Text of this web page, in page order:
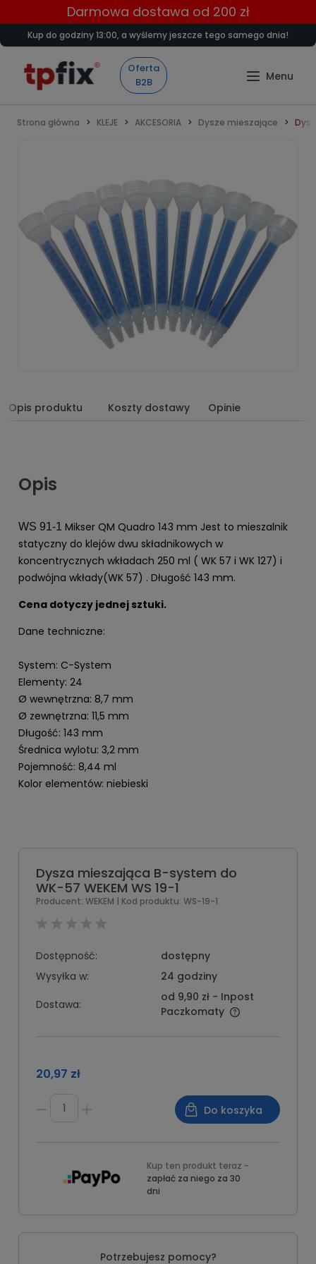
Darmowa dostawa od 200 zł
Kup do godziny 13:00, a wyślemy jeszcze tego samego dnia!
Oferta
B2B
Strona główna KLEJE AKCESORIA Dysze mieszające
Opis produktu Koszty dostawy Opinie
Opis
WS 91-1 Mikser QM Quadro 143 mm Jest to mieszalnik
statyczny do klejów dwu składnikowych w
koncentrycznych wkładach 250 ml ( WK 57 i WK 127) i
podwójna wkłady(WK 57) . Długość 143 mm.
Cena dotyczy jednej sztuki.
Dane techniczne:
System: C-System
Elementy: 24
Ø wewnętrzna: 8,7 mm
Ø zewnętrzna: 11,5 mm
Długość: 143 mm
Średnica wylotu: 3,2 mm
Pojemność: 8,44 ml
Kolor elementów: niebieski
Dysza mieszająca B-system do
WK-57 WEKEM WS 19-1
Producent: WEKEM | Kod produktu: WS-19-1
Dostępność:
dostępny
Wysyłka w:
24 godziny
Dostawa:
od 9,90 zł - Inpost
Paczkomaty
20,97 zł
Do koszyka
Kup ten produkt teraz -
zapłać za niego za 30
dni
Potrzebujesz pomocy?